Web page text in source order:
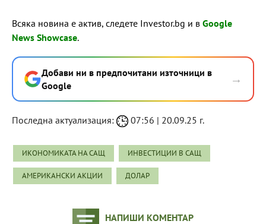
Всяка новина е актив, следете Investor.bg и в Google
News Showcase.
Добави ни в предпочитани източници в
Google
→
Последна актуализация: 07:56 | 20.09.25 г.
ИКОНОМИКАТА НА САЩ ИНВЕСТИЦИИ В САЩ
АМЕРИКАНСКИ АКЦИИ ДОЛАР
НАПИШИ КОМЕНТАР